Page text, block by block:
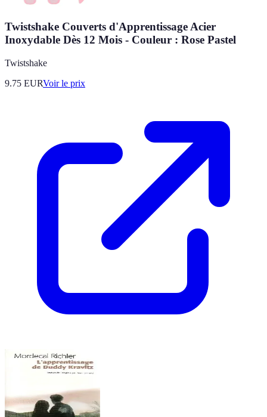
Twistshake Couverts d'Apprentissage Acier
Inoxydable Dès 12 Mois - Couleur : Rose Pastel
Twistshake
9.75 EURVoir le prix